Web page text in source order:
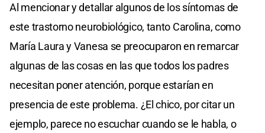
Al mencionar y detallar algunos de los síntomas de
este trastorno neurobiológico, tanto Carolina, como
María Laura y Vanesa se preocuparon en remarcar
algunas de las cosas en las que todos los padres
necesitan poner atención, porque estarían en
presencia de este problema. ¿El chico, por citar un
ejemplo, parece no escuchar cuando se le habla, o